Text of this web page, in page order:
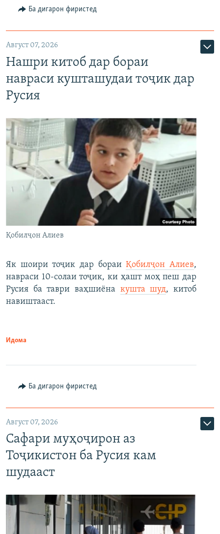
Ба дигарон фиристед
Август 07, 2026
Нашри китоб дар бораи
навраси кушташудаи тоҷик дар
Русия
Қобилҷон Алиев
Як шоири тоҷик дар бораиҚобилҷон Алиев,
навраси 10-солаи тоҷик, ки ҳашт моҳ пеш дар
Русия ба таври ваҳшиёна кушта шуд, китоб
навиштааст.
Идома
Ба дигарон фиристед
Август 07, 2026
Сафари муҳоҷирон аз
Тоҷикистон ба Русия кам
шудааст